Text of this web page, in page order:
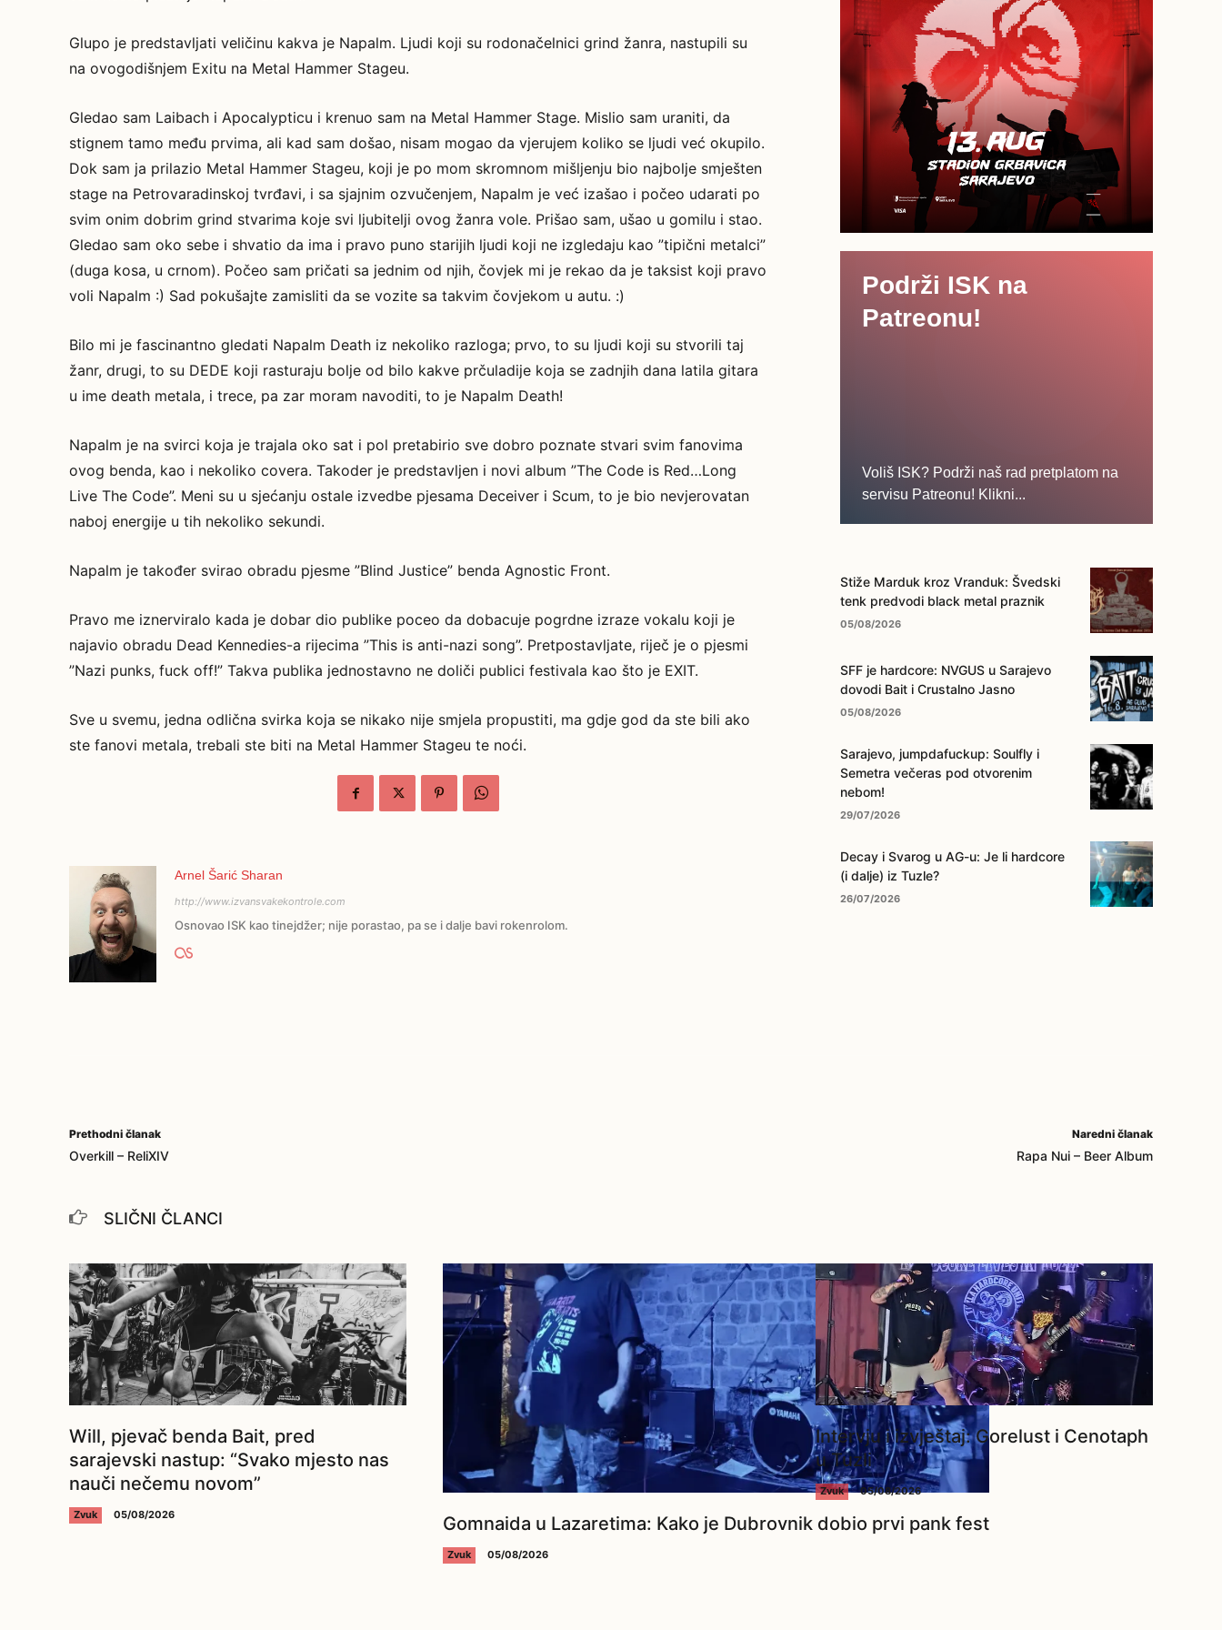
Glupo je predstavljati veličinu kakva je Napalm. Ljudi koji su rodonačelnici grind žanra, nastupili su
na ovogodišnjem Exitu na Metal Hammer Stageu.
Gledao sam Laibach i Apocalypticu i krenuo sam na Metal Hammer Stage. Mislio sam uraniti, da
stignem tamo među prvima, ali kad sam došao, nisam mogao da vjerujem koliko se ljudi već okupilo.
Dok sam ja prilazio Metal Hammer Stageu, koji je po mom skromnom mišljenju bio najbolje smješten
stage na Petrovaradinskoj tvrđavi, i sa sjajnim ozvučenjem, Napalm je već izašao i počeo udarati po
svim onim dobrim grind stvarima koje svi ljubitelji ovog žanra vole. Prišao sam, ušao u gomilu i stao.
Gledao sam oko sebe i shvatio da ima i pravo puno starijih ljudi koji ne izgledaju kao ”tipični metalci”
(duga kosa, u crnom). Počeo sam pričati sa jednim od njih, čovjek mi je rekao da je taksist koji pravo
voli Napalm :) Sad pokušajte zamisliti da se vozite sa takvim čovjekom u autu. :)
Bilo mi je fascinantno gledati Napalm Death iz nekoliko razloga; prvo, to su ljudi koji su stvorili taj
žanr, drugi, to su DEDE koji rasturaju bolje od bilo kakve prčuladije koja se zadnjih dana latila gitara
u ime death metala, i trece, pa zar moram navoditi, to je Napalm Death!
Napalm je na svirci koja je trajala oko sat i pol pretabirio sve dobro poznate stvari svim fanovima
ovog benda, kao i nekoliko covera. Takoder je predstavljen i novi album ”The Code is Red…Long
Live The Code”. Meni su u sjećanju ostale izvedbe pjesama Deceiver i Scum, to je bio nevjerovatan
naboj energije u tih nekoliko sekundi.
Napalm je također svirao obradu pjesme ”Blind Justice” benda Agnostic Front.
Pravo me iznerviralo kada je dobar dio publike poceo da dobacuje pogrdne izraze vokalu koji je
najavio obradu Dead Kennedies-a rijecima ”This is anti-nazi song”. Pretpostavljate, riječ je o pjesmi
”Nazi punks, fuck off!” Takva publika jednostavno ne doliči publici festivala kao što je EXIT.
Sve u svemu, jedna odlična svirka koja se nikako nije smjela propustiti, ma gdje god da ste bili ako
ste fanovi metala, trebali ste biti na Metal Hammer Stageu te noći.
Arnel Šarić Sharan
http://www.izvansvakekontrole.com
Osnovao ISK kao tinejdžer; nije porastao, pa se i dalje bavi rokenrolom.
Podrži ISK na
Patreonu!
Voliš ISK? Podrži naš rad pretplatom na
servisu Patreonu! Klikni...
Stiže Marduk kroz Vranduk: Švedski
tenk predvodi black metal praznik
05/08/2026
SFF je hardcore: NVGUS u Sarajevo
dovodi Bait i Crustalno Jasno
05/08/2026
Sarajevo, jumpdafuckup: Soulfly i
Semetra večeras pod otvorenim
nebom!
29/07/2026
Decay i Svarog u AG-u: Je li hardcore
(i dalje) iz Tuzle?
26/07/2026
Prethodni članak
Overkill – ReliXIV
Naredni članak
Rapa Nui – Beer Album
SLIČNI ČLANCI
Will, pjevač benda Bait, pred
sarajevski nastup: “Svako mjesto nas
nauči nečemu novom”
Zvuk 05/08/2026 Gomnaida u Lazaretima: Kako je Dubrovnik dobio prvi pank fest
Zvuk 05/08/2026
Intervju i izvještaj: Gorelust i Cenotaph
u Tuzli
Zvuk 05/08/2026